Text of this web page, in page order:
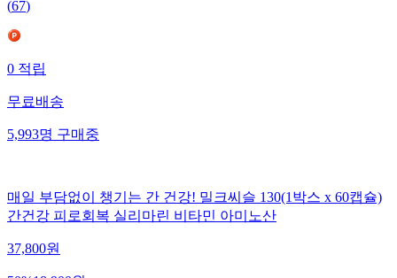
(67)
0적립
무료배송
5,993명구매중
매일 부담없이 챙기는 간 건강! 밀크씨슬 130(1박스 x 60캡슐)
간건강 피로회복 실리마린 비타민 아미노산
37,800원